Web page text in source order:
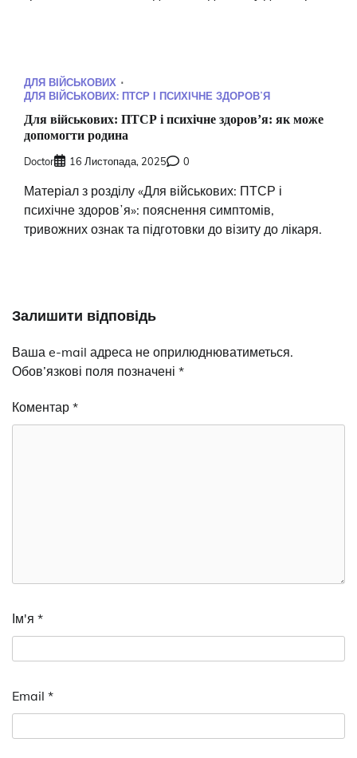
ДЛЯ ВІЙСЬКОВИХ
ДЛЯ ВІЙСЬКОВИХ: ПТСР І ПСИХІЧНЕ ЗДОРОВʼЯ
Для військових: ПТСР і психічне здоровʼя: як може
допомогти родина
Doctor 16 Листопада, 2025 0
Матеріал з розділу «Для військових: ПТСР і
психічне здоровʼя»: пояснення симптомів,
тривожних ознак та підготовки до візиту до лікаря.
Залишити відповідь
Ваша e-mail адреса не оприлюднюватиметься.
Обов’язкові поля позначені *
Коментар *
Ім'я *
Email *